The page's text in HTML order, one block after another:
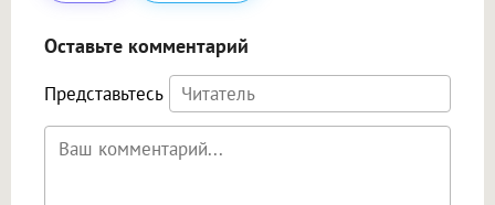
Оставьте комментарий
Представьтесь